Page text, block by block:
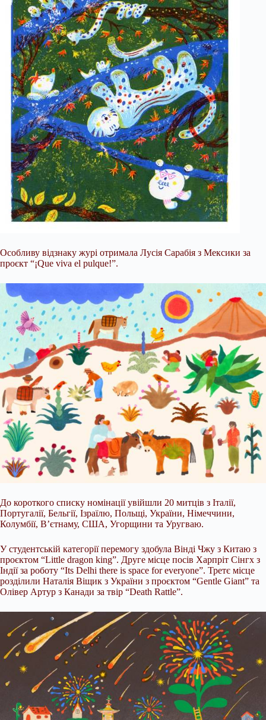
Особливу відзнаку журі отримала Лусія Сарабія з Мексики за
проєкт “¡Que viva el pulque!”.
До короткого списку номінації увійшли 20 митців з Італії,
Португалії, Бельгії, Ізраїлю, Польщі, України, Німеччини,
Колумбії, В’єтнаму, США, Угорщини та Уругваю.
У студентській категорії перемогу здобула Вінді Чжу з Китаю з
проєктом “Little dragon king”. Друге місце посів Харпріт Сінгх з
Індії за роботу “Its Delhi there is space for everyone”. Третє місце
розділили Наталія Віщик з України з проєктом “Gentle Giant” та
Олівер Артур з Канади за твір “Death Rattle”.